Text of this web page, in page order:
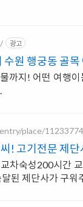
광고
원 행궁동 골목
까지! 어떤 여행
place/
! 고기전문 제단
차숙성200시간
된 제단사가 구워